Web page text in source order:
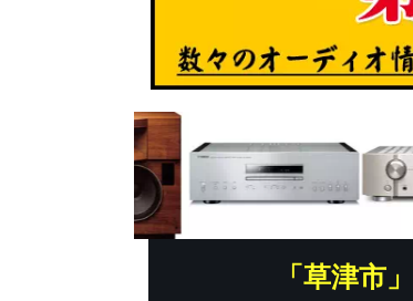
「草津市」